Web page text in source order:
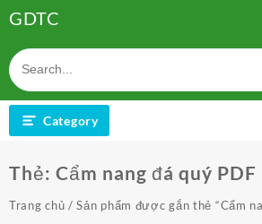
to
content
GDTC
Category
Thẻ: Cẩm nang đá quý PDF
Trang chủ / Sản phẩm được gắn thẻ “Cẩm